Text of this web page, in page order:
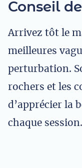
Conseil
Arrivez tôt le
meilleures
perturbation.
rochers et les
d’apprécier la
chaque session.